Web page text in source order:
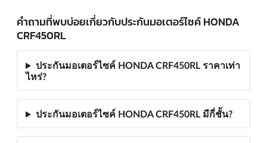
คำถามที่พบบ่อยเกี่ยวกับประกันมอเตอร์ไซค์ HONDA
CRF450RL
ประกันมอเตอร์ไซค์ HONDA CRF450RL ราคาเท่า
ไหร่?
ประกันมอเตอร์ไซค์ HONDA CRF450RL มีกี่ชั้น?